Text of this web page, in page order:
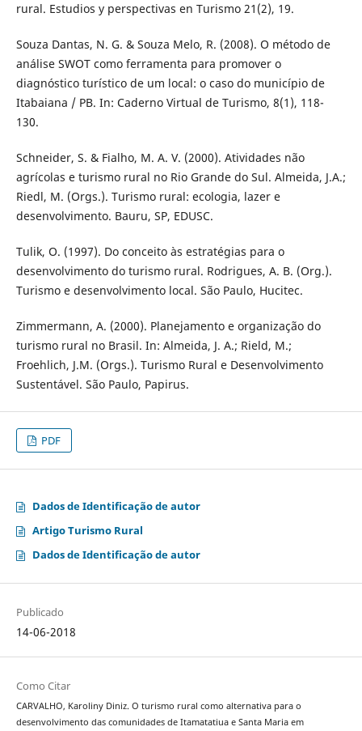
rural. Estudios y perspectivas en Turismo 21(2), 19.
Souza Dantas, N. G. & Souza Melo, R. (2008). O método de
análise SWOT como ferramenta para promover o
diagnóstico turístico de um local: o caso do município de
Itabaiana / PB. In: Caderno Virtual de Turismo, 8(1), 118-
130.
Schneider, S. & Fialho, M. A. V. (2000). Atividades não
agrícolas e turismo rural no Rio Grande do Sul. Almeida, J.A.;
Riedl, M. (Orgs.). Turismo rural: ecologia, lazer e
desenvolvimento. Bauru, SP, EDUSC.
Tulik, O. (1997). Do conceito às estratégias para o
desenvolvimento do turismo rural. Rodrigues, A. B. (Org.).
Turismo e desenvolvimento local. São Paulo, Hucitec.
Zimmermann, A. (2000). Planejamento e organização do
turismo rural no Brasil. In: Almeida, J. A.; Rield, M.;
Froehlich, J.M. (Orgs.). Turismo Rural e Desenvolvimento
Sustentável. São Paulo, Papirus.
PDF
Dados de Identificação de autor
Artigo Turismo Rural
Dados de Identificação de autor
Publicado
14-06-2018
Como Citar
CARVALHO, Karoliny Diniz. O turismo rural como alternativa para o
desenvolvimento das comunidades de Itamatatiua e Santa Maria em